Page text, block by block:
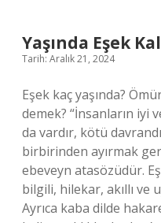
Yaşında Eşek
Tarih: Aralık 21, 2024
Eşek kaç yaşında?
demek? “İnsanların iyi
da vardır, kötü
birbirinden ayırmak
ebeveyn atasözüdür.
bilgili, hilekar, akıllı ve
Ayrıca kaba dilde